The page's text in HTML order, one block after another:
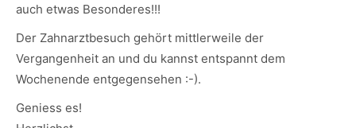
auch etwas Besonderes!!!
Der Zahnarztbesuch gehört mittlerweile der
Vergangenheit an und du kannst entspannt dem
Wochenende entgegensehen :-).
Geniess es!